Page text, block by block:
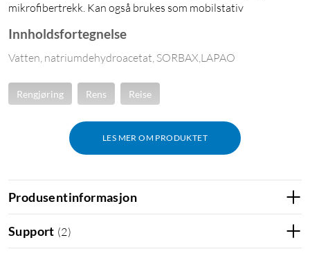
mikrofibertrekk. Kan også brukes som mobilstativ
LES MER OM PRODUKTET
Innholdsfortegnelse
Vatten, natriumdehydroacetat, SORBAX,LAPAO
Rengjøring Rens Reise
Produsentinformasjon
Support (2)